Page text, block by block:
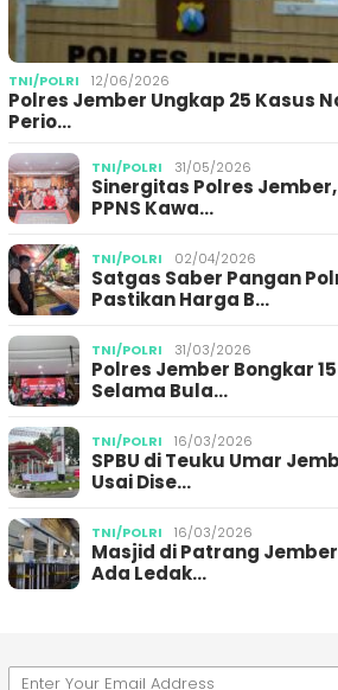
TNI/POLRI 12/06/2026
Polres Jember Ungkap 25 Kasus
Perio…
TNI/POLRI 31/05/2026
Sinergitas Polres
PPNS Kawa…
TNI/POLRI 02/04/2026
Satgas Saber Pangan
Pastikan Harga B…
TNI/POLRI 31/03/2026
Polres Jember Bongkar
Selama Bula…
TNI/POLRI 16/03/2026
SPBU di Teuku Umar
Usai Dise…
TNI/POLRI 16/03/2026
Masjid di Patrang
Ada Ledak…